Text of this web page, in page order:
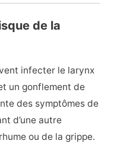
de la
infecter le larynx
un gonflement de
des symptômes de
d’une autre
ou de la grippe.